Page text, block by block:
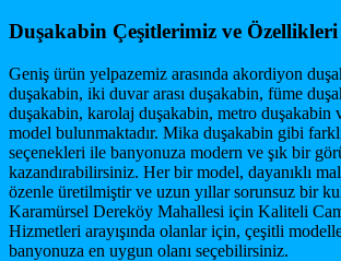
Duşakabin Çeşitlerimiz ve Özellikleri
Geniş ürün yelpazemiz arasında akordiyon
duşakabin, iki duvar arası duşakabin, füme
duşakabin, karolaj duşakabin, metro duşakabin
model bulunmaktadır. Mika duşakabin gibi
seçenekleri ile banyonuza modern ve şık bir
kazandırabilirsiniz. Her bir model, dayanıklı
özenle üretilmiştir ve uzun yıllar sorunsuz bir
Karamürsel Dereköy Mahallesi için Kaliteli
Hizmetleri arayışında olanlar için, çeşitli
banyonuza en uygun olanı seçebilirsiniz.